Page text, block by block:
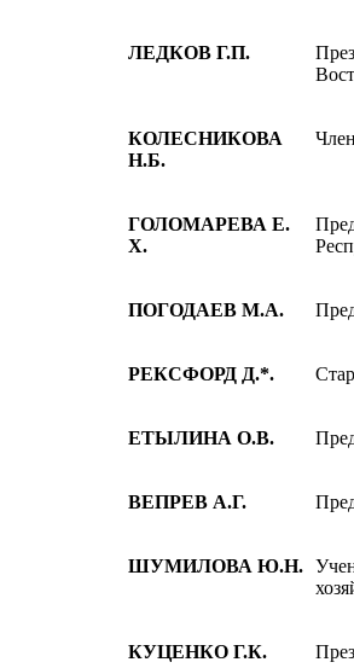
ЛЕДКОВ Г.П.
КОЛЕСНИКОВА
Н.Б.
ГОЛОМАРЕВА Е.
Х.
ПОГОДАЕВ М.А.
РЕКСФОРД Д.*.
ЕТЫЛИНА О.В.
ВЕПРЕВ А.Г.
ШУМИЛОВА Ю.Н.
КУЦЕНКО Г.К.